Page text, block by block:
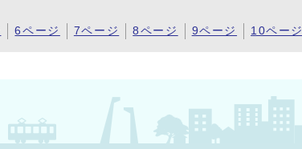
6ページ 7ページ 8ページ 9ページ 10ページ